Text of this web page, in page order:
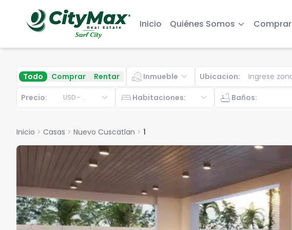
Inicio Quiénes Somos Comprar
Todo Comprar Rentar real_estate_agent Inmueble expand_more Ubicacion:
Precio: USD- ... expand_more bed Habitaciones: expand_more bathtub Baños:
Inicio chevron_right Casas chevron_right Nuevo Cuscatlan chevron_right 1